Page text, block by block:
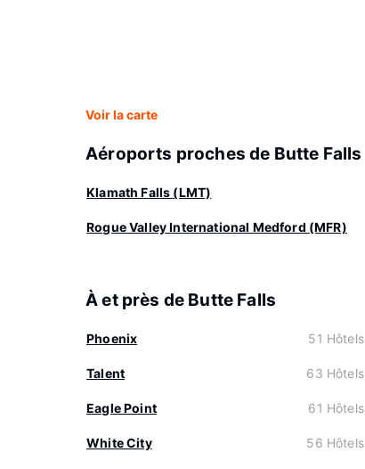
Voir la carte
Aéroports proches de Butte Falls
Klamath Falls (LMT)
Rogue Valley International Medford (MFR)
À et près de Butte Falls
Phoenix 51 Hôtels
Talent 63 Hôtels
Eagle Point 61 Hôtels
White City 56 Hôtels